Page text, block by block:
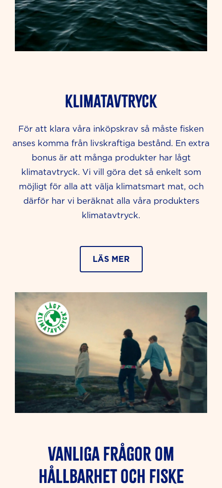
KLIMATAVTRYCK
För att klara våra inköpskrav så måste fisken
anses komma från livskraftiga bestånd. En extra
bonus är att många produkter har lågt
klimatavtryck. Vi vill göra det så enkelt som
möjligt för alla att välja klimatsmart mat, och
därför har vi beräknat alla våra produkters
klimatavtryck.
LÄS MER
Vanliga frågor om
hållbarhet och fiske